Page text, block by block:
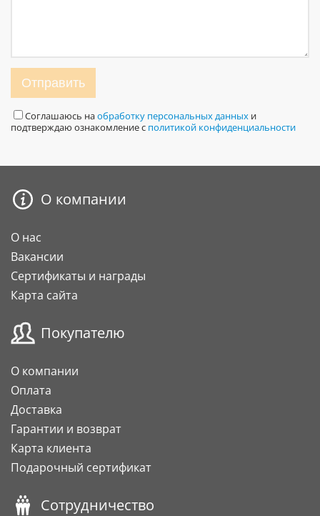
Отправить
Соглашаюсь наобработку персональных данных и
подтверждаю ознакомление с политикой конфиденциальности
О компании
О нас
Вакансии
Сертификаты и награды
Карта сайта
Покупателю
О компании
Оплата
Доставка
Гарантии и возврат
Карта клиента
Подарочный сертификат
Сотрудничество